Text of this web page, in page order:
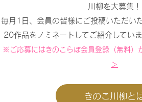
川柳を大募集！
毎月1日、会員の皆様にご投稿いただい
20作品をノミネートしてご紹介してい
※ご応募にはきのこらぼ会員登録（無料）
＞
きのこ川柳と